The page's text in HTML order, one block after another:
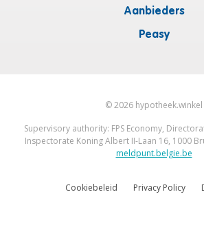
Aanbieders
Peasy
©2026 hypotheek.winkel
Supervisory authority: FPS Economy,
Inspectorate Koning Albert II-Laan 16, 1000
meldpunt.belgie.be
Cookiebeleid Privacy Policy